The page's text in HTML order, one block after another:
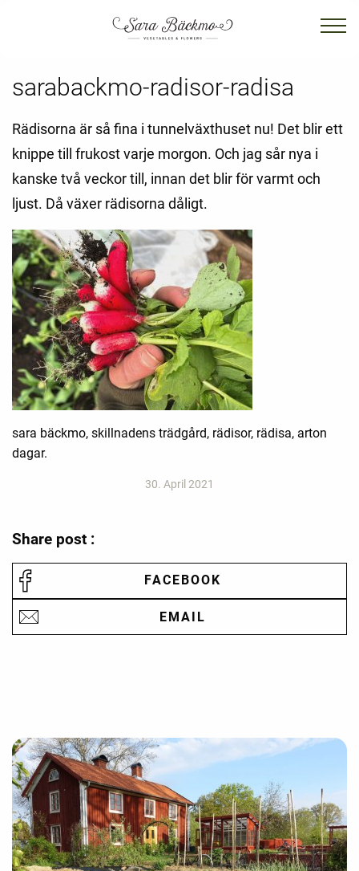
sarabackmo-radisor-radisa
Rädisorna är så fina i tunnelväxthuset nu! Det blir ett
knippe till frukost varje morgon. Och jag sår nya i
kanske två veckor till, innan det blir för varmt och
ljust. Då växer rädisorna dåligt.
sara bäckmo, skillnadens trädgård, rädisor, rädisa, arton
dagar.
30. April 2021
Share post :
FACEBOOK
EMAIL